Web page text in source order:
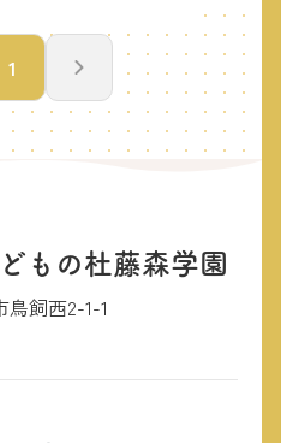
1
もの杜藤森学園
鳥飼西2-1-1